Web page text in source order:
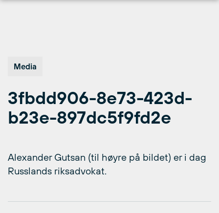
Media
3fbdd906-8e73-423d-
b23e-897dc5f9fd2e
Alexander Gutsan (til høyre på bildet) er i dag
Russlands riksadvokat.